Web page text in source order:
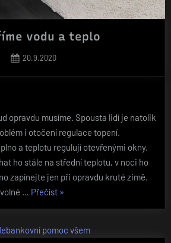
vodu a teplo
Posted
20.9.2020
opravdu musíme. Spousta lidí je natolik
i otočení regulace topení.
a teplotu regulují otevřenými okny.
ho stále na střední teplotu, v noci ho
zapínejte jen při opravdu kruté zimě.
… Přečíst„Šetříme
teplo“
»